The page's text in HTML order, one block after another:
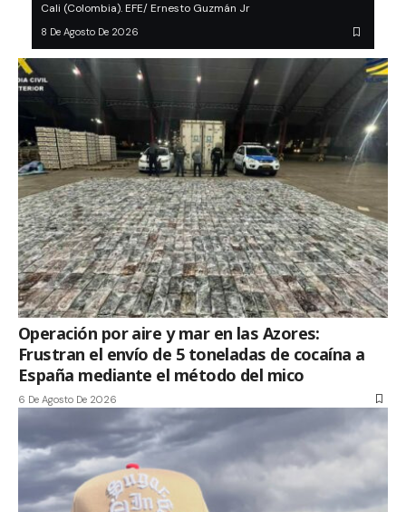
Cali (Colombia). EFE/ Ernesto Guzmán Jr
8 De Agosto De 2026
Operación por aire y mar en las Azores:
Frustran el envío de 5 toneladas de cocaína a
España mediante el método del mico
6 De Agosto De 2026